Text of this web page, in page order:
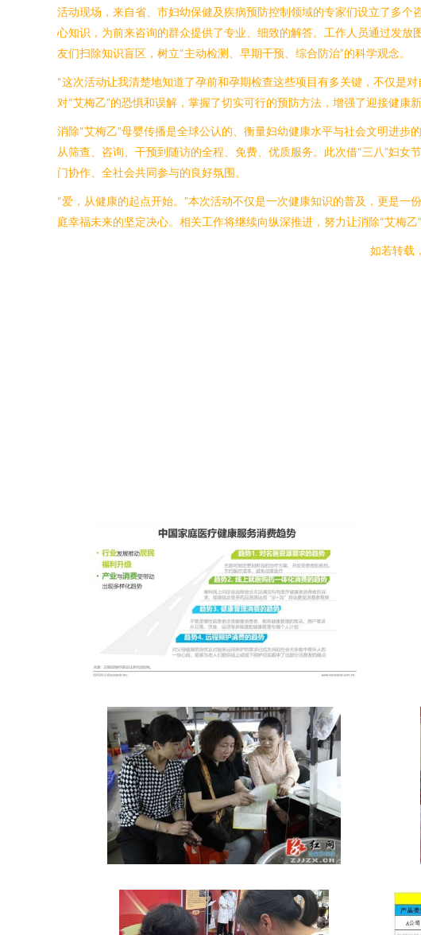
活动现场，来自省、市妇幼保健及疾病预防控制领域的专家们设立了多
心知识，为前来咨询的群众提供了专业、细致的解答。工作人员通过发
友们扫除知识盲区，树立“主动检测、早期干预、综合防治”的科学观念。
“这次活动让我清楚地知道了孕前和孕期检查这些项目有多关键，不仅是
对“艾梅乙”的恐惧和误解，掌握了切实可行的预防方法，增强了迎接健康新
消除“艾梅乙”母婴传播是全球公认的、衡量妇幼健康水平与社会文明进
从筛查、咨询、干预到随访的全程、免费、优质服务。此次借“三八”妇
门协作、全社会共同参与的良好氛围。
“爱，从健康的起点开始。”本次活动不仅是一次健康知识的普及，更是
庭幸福未来的坚定决心。相关工作将继续向纵深推进，努力让消除“艾梅
如若转载